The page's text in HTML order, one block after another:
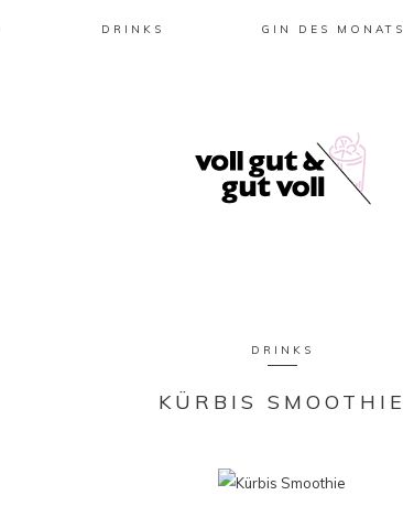
DRINKS GIN DES MONATS
DRINKS
KÜRBIS SMOOTHIE